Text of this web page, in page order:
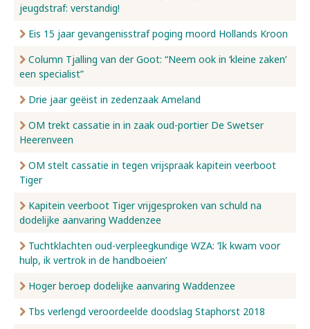
Contact
jeugdstraf: verstandig!
Eis 15 jaar gevangenisstraf poging moord Hollands Kroon
Column Tjalling van der Goot: “Neem ook in ‘kleine zaken’
een specialist”
Drie jaar geëist in zedenzaak Ameland
OM trekt cassatie in in zaak oud-portier De Swetser
Heerenveen
OM stelt cassatie in tegen vrijspraak kapitein veerboot
Tiger
Kapitein veerboot Tiger vrijgesproken van schuld na
dodelijke aanvaring Waddenzee
Tuchtklachten oud-verpleegkundige WZA: ‘Ik kwam voor
hulp, ik vertrok in de handboeien’
Hoger beroep dodelijke aanvaring Waddenzee
Tbs verlengd veroordeelde doodslag Staphorst 2018